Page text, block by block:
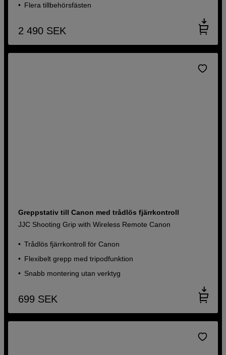
Flera tillbehörsfästen
2 490 SEK
Greppstativ till Canon med trådlös fjärrkontroll
JJC Shooting Grip with Wireless Remote Canon
Trådlös fjärrkontroll för Canon
Flexibelt grepp med tripodfunktion
Snabb montering utan verktyg
699 SEK